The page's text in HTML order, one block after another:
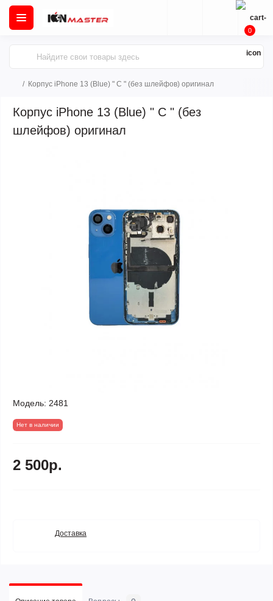
0
Корпус iPhone 13 (Blue) " C " (без шлейфов) оригинал
Корпус iPhone 13 (Blue) " C " (без
шлейфов) оригинал
Модель: 2481
Нет в наличии
2 500р.
Доставка